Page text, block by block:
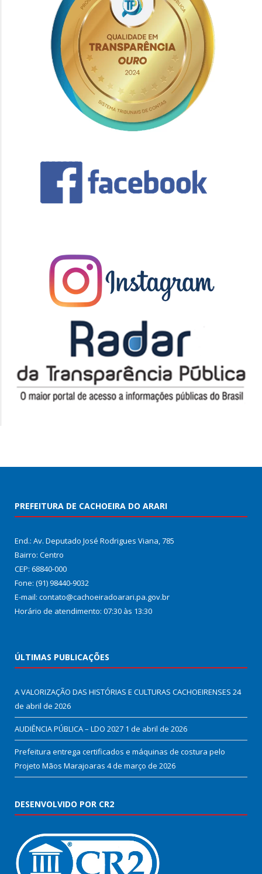
PREFEITURA DE CACHOEIRA DO ARARI
End.: Av. Deputado José Rodrigues Viana, 785
Bairro: Centro
CEP: 68840-000
Fone: (91) 98440-9032
E-mail: contato@cachoeiradoarari.pa.gov.br
Horário de atendimento: 07:30 às 13:30
ÚLTIMAS PUBLICAÇÕES
A VALORIZAÇÃO DAS HISTÓRIAS E CULTURAS CACHOEIRENSES 24
de abril de 2026
AUDIÊNCIA PÚBLICA – LDO 2027 1 de abril de 2026
Prefeitura entrega certificados e máquinas de costura pelo
Projeto Mãos Marajoaras 4 de março de 2026
DESENVOLVIDO POR CR2